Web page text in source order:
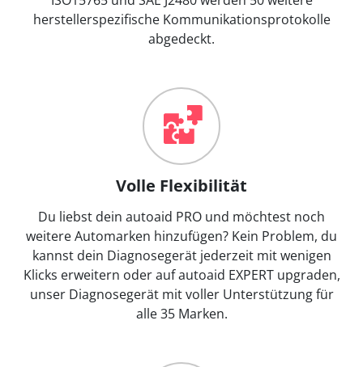
herstellerspezifische Kommunikationsprotokolle
abgedeckt.
Volle Flexibilität
Du liebst dein autoaid PRO und möchtest noch
weitere Automarken hinzufügen? Kein Problem, du
kannst dein Diagnosegerät jederzeit mit wenigen
Klicks erweitern oder auf autoaid EXPERT upgraden,
unser Diagnosegerät mit voller Unterstützung für
alle 35 Marken.